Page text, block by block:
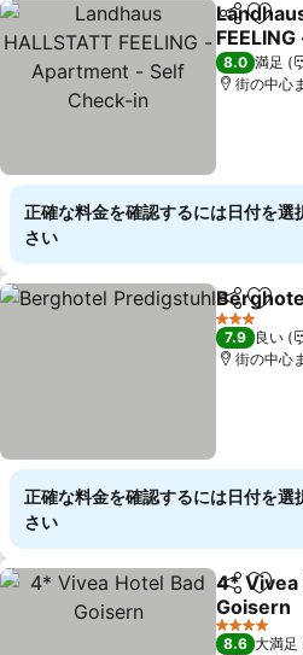
シェアお気
Self
8.0 満足
街の中心
正確な料金を確認するには日付を選
さい
シェアお気
3 ホテルのラ
7.9 良い
街の中心
正確な料金を確認するには日付を選
さい
シェアお気
4* Vivea
Goisern
4 ホテルのラ
8.6 大満足